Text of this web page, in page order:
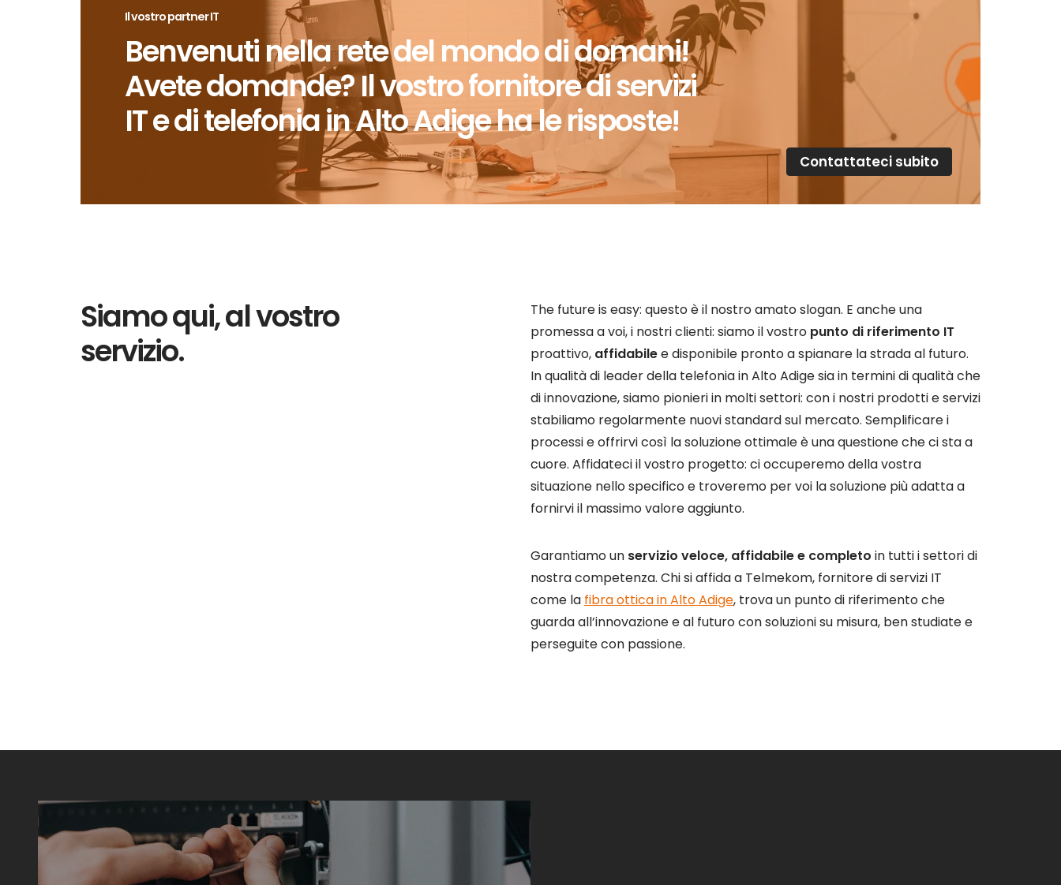
Il vostro partner IT
Benvenuti nella rete del mondo di domani!
Avete domande? Il vostro fornitore di servizi
IT e di telefonia in Alto Adige ha le risposte!
Contattateci subito
Siamo qui, al vostro
servizio.
The future is easy: questo è il nostro amato slogan. E anche una
promessa a voi, i nostri clienti: siamo il vostro punto di riferimento IT
proattivo, affidabilee disponibile pronto a spianare la strada al futuro.
In qualità di leader della telefonia in Alto Adige sia in termini di qualità che
di innovazione, siamo pionieri in molti settori: con i nostri prodotti e servizi
stabiliamo regolarmente nuovi standard sul mercato. Semplificare i
processi e offrirvi così la soluzione ottimale è una questione che ci sta a
cuore. Affidateci il vostro progetto: ci occuperemo della vostra
situazione nello specifico e troveremo per voi la soluzione più adatta a
fornirvi il massimo valore aggiunto.
Garantiamo un servizio veloce, affidabile e completo in tutti i settori di
nostra competenza. Chi si affida a Telmekom, fornitore di servizi IT
come la fibra ottica in Alto Adige, trova un punto di riferimento che
guarda all’innovazione e al futuro con soluzioni su misura, ben studiate e
perseguite con passione.